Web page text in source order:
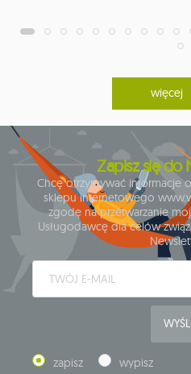
więcej
Zapisz się do
Chcę otrzymywać informacje
sklepu internetowego
zgodę na przetwarzanie
Usługodawcę dla celów
zapisz wypisz